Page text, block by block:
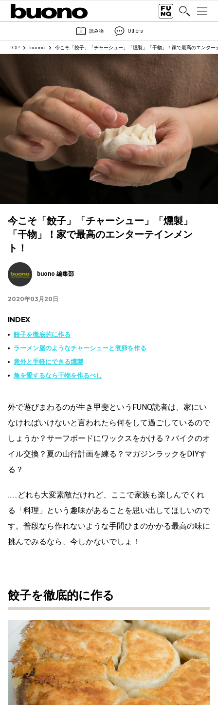
読み物 Others
TOP buono 今こそ「餃子」「チャーシュー」「燻製」「干物」！家で最高のエンター
今こそ「餃子」「チャーシュー」「燻製」
「干物」！家で最高のエンターテインメン
ト！
buono 編集部
2020年03月20日
INDEX
餃子を徹底的に作る
ラーメン屋のようなチャーシューと煮卵を作る
意外と手軽にできる燻製
魚を愛するなら干物を作るべし
外で遊びまわるのが生き甲斐というFUNQ読者は、家にい
なければいけないと言われたら何をして過ごしているので
しょうか？サーフボードにワックスをかける？バイクのオ
イル交換？夏の山行計画を練る？マガジンラックをDIYす
る？
……どれも大変素敵だけれど、ここで家族も楽しんでくれ
る「料理」という趣味があることを思い出してほしいので
す。普段なら作れないような手間ひまのかかる最高の味に
挑んでみるなら、今しかないでしょ！
餃子を徹底的に作る